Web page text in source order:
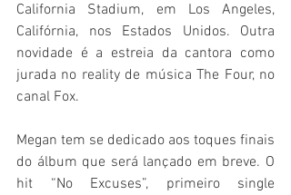
California Stadium, em Los Angeles,
Califórnia, nos Estados Unidos. Outra
novidade é a estreia da cantora como
jurada no reality de música The Four, no
canal Fox.
Megan tem se dedicado aos toques finais
do álbum que será lançado em breve. O
hit “No Excuses”, primeiro single